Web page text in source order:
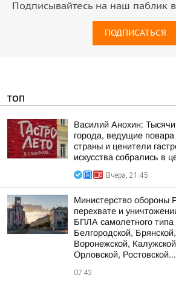
Подписывайтесь на наш паблик
ПОДПИСАТЬСЯ
ТОП
Василий Анохин:
города, ведущие повара
страны и ценители
искусства собрались в
Вчера, 21:45
Министерство обороны
перехвате и
БПЛА самолетного
Белгородской,
Воронежской,
Орловской, Ростовской...
07:42